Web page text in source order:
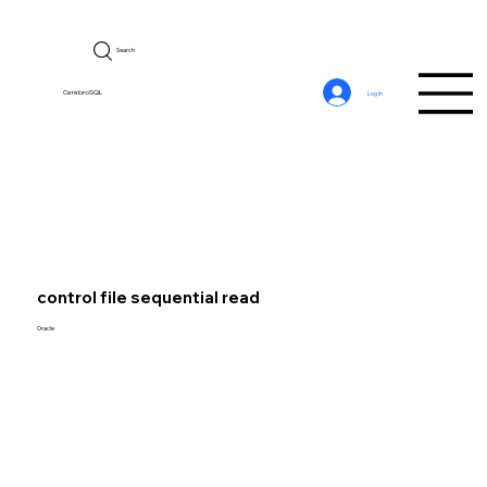
CerebroSQL
Search
Log In
control file sequential read
Oracle